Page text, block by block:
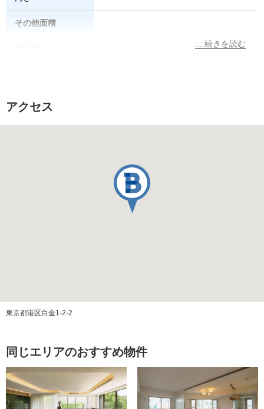
その他面積
総戸数
販売価格
2022/12
管理費
ペット飼育 可（飼育細則有）
エレベーター あり
構造 RC(鉄筋コンクリート)造
アクセス
東京都港区白金1-2-2
同じエリアのおすすめ物件